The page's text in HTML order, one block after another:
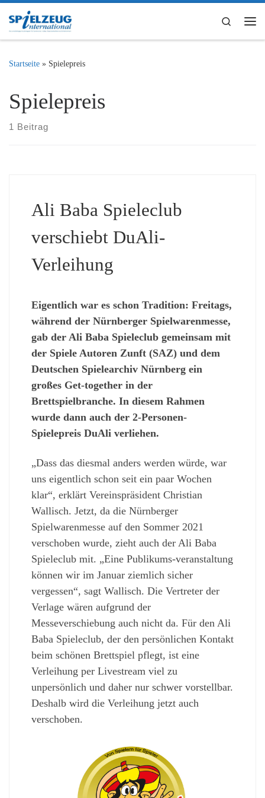
Zum Inhalt springen
Search
Startseite » Spielepreis
Spielepreis
1 Beitrag
Ali Baba Spieleclub
verschiebt DuAli-
Verleihung
Eigentlich war es schon Tradition: Freitags,
während der Nürnberger Spielwarenmesse,
gab der Ali Baba Spieleclub gemeinsam mit
der Spiele Autoren Zunft (SAZ) und dem
Deutschen Spielearchiv Nürnberg ein
großes Get-together in der
Brettspielbranche. In diesem Rahmen
wurde dann auch der 2-Personen-
Spielepreis DuAli verliehen.
„Dass das diesmal anders werden würde, war
uns eigentlich schon seit ein paar Wochen
klar“, erklärt Vereinspräsident Christian
Wallisch. Jetzt, da die Nürnberger
Spielwarenmesse auf den Sommer 2021
verschoben wurde, zieht auch der Ali Baba
Spieleclub mit. „Eine Publikums-veranstaltung
können wir im Januar ziemlich sicher
vergessen“, sagt Wallisch. Die Vertreter der
Verlage wären aufgrund der
Messeverschiebung auch nicht da. Für den Ali
Baba Spieleclub, der den persönlichen Kontakt
beim schönen Brettspiel pflegt, ist eine
Verleihung per Livestream viel zu
unpersönlich und daher nur schwer vorstellbar.
Deshalb wird die Verleihung jetzt auch
verschoben.